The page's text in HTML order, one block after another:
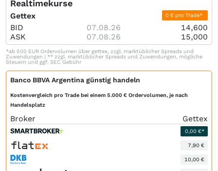
Realtimekurse
Gettex 0 € pro Trade*
BID 07.08.26
14,600
ASK
07.08.26 15,000
*ab 500 EUR Ordervolumen über gettex, zzgl. marktüblicher Spreads und
Zuwendungen | ** zzgl. marktüblicher Spreads und Zuwendungen, mögliche
Steuern und ggf. SEC Gebühr
Banco BBVA Argentina günstig handeln
Kostenvergleich pro Trade bei einem 5.000 € Ordervolumen, je nach
Handelsplatz
Broker Gettex
0,00 €*
7,90 €
10,00 €